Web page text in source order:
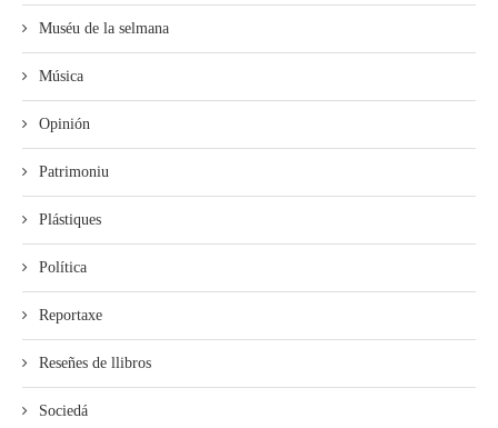
Muséu de la selmana
Música
Opinión
Patrimoniu
Plástiques
Política
Reportaxe
Reseñes de llibros
Sociedá